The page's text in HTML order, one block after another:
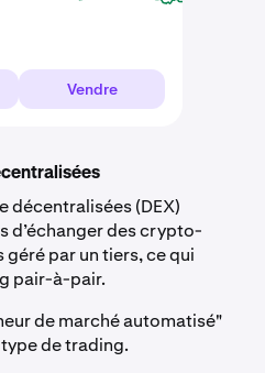
Vendre
décentralisées (DEX)
d’échanger des crypto-
par un tiers, ce qui
pair-à-pair.
de marché automatisé"
de trading.